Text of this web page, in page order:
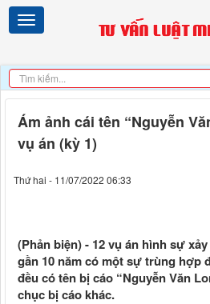
Ám ảnh cái tên “Nguyễn
vụ án (kỳ 1)
Thứ hai - 11/07/2022 06:33
(Phản biện) - 12 vụ án hình sự
gần 10 năm có một sự trùng hợp
đều có tên bị cáo “Nguyễn Văn
chục bị cáo khác.